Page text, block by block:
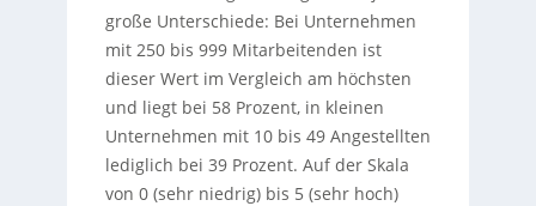
große Unterschiede: Bei Unternehmen
mit 250 bis 999 Mitarbeitenden ist
dieser Wert im Vergleich am höchsten
und liegt bei 58 Prozent, in kleinen
Unternehmen mit 10 bis 49 Angestellten
lediglich bei 39 Prozent. Auf der Skala
von 0 (sehr niedrig) bis 5 (sehr hoch)